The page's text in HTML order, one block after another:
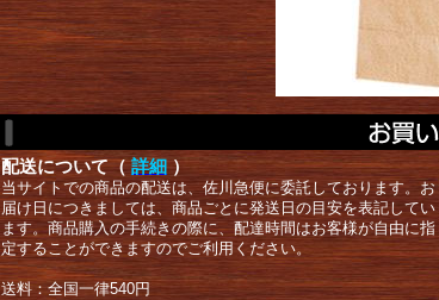
配送について（ 詳細 ）
当サイトでの商品の配送は、佐川急便に委託しております。お
届け日につきましては、商品ごとに発送日の目安を表記してい
ます。商品購入の手続きの際に、配達時間はお客様が自由に指
定することができますのでご利用ください。
送料：全国一律540円